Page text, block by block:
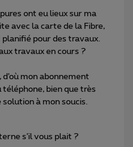
ont eu lieux sur ma
avec la carte de la Fibre,
planifié pour des travaux.
travaux en cours ?
mon abonnement
téléphone, bien que très
à mon soucis.
s’il vous plait ?